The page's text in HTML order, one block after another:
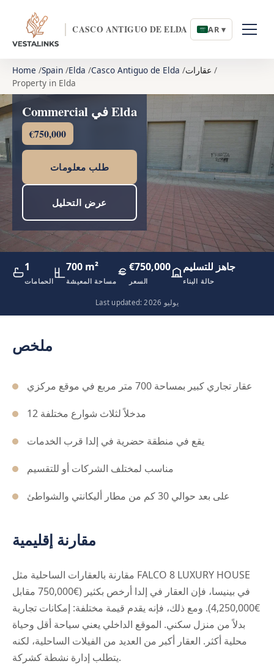
CASCO ANTIGUO DE ELDA AR ▾
Home Spain Elda Casco Antiguo de Elda عقارات
Property in Elda
Commercial في Elda
€750,000
طلب معلومات
عرض التحليل
1
الحمامات
700 m²
مساحة المعيشة
€750,000
السعر
جاهز للتسليم
حالة البناء
Last updated: يوليو 2026
ملخص
عقار تجاري كبير بمساحة 700 متر مربع في موقع مركزي
12 مدخلاً لثلاث شوارع مختلفة
يقع في منطقة حضرية في إلدا قرب الخدمات
مناسب لمختلف الشركات أو للتقسيم
على بعد حوالي 30 كم من مطار أليكانتي والشواطئ
مقارنة إقليمية
مقارنة بالعقارات الساحلية مثل FALCO 8 LUXURY HOUSE
في بينيسا، فإن العقار في إلدا أرخص بكثير (€750,000 مقابل
€4,250,000). ومع ذلك، فإنه يقدم قيمة مختلفة: إمكانات تجارية
بدلاً من منزل سكني. الموقع الداخلي يعني سياحة أقل وحياة
محلية أكثر. العقار أكبر من العديد من الفيلات الساحلية، لكنه
يتطلب إدارة نشطة كشركة.